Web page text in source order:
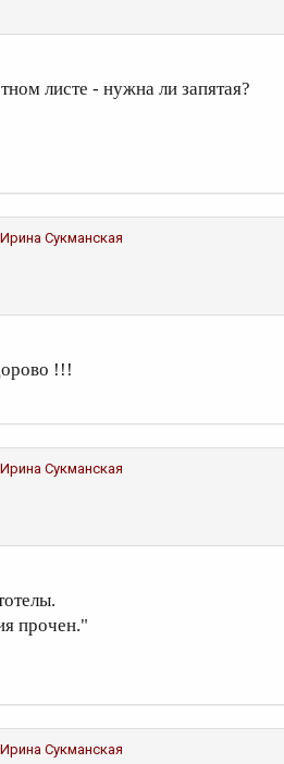
листе - нужна ли запятая?
Ирина Сукманская
!!!
Ирина Сукманская
прочен."
Ирина Сукманская